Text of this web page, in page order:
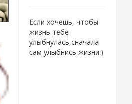
Если хочешь, чтобы
жизнь тебе
улыбнулась,сначала
сам улыбнись жизни:)